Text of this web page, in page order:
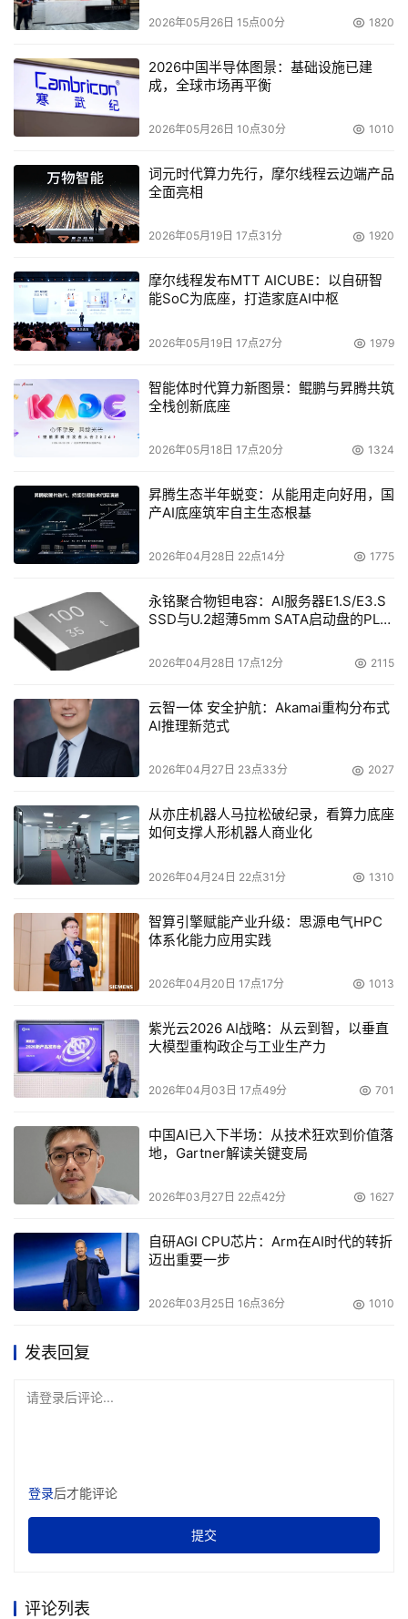
2025年三星电视新品将Vision AI应用在涵盖AI画质、AI音
质、个性化服务及智能家居体验的功能之中。借由AI赋能，
三星AI电视将屏幕转化为用户的智能伙伴，从而显著提升娱
乐体验、优化交互流程，并无缝融入互联生活方式，为用户
打造更智能、便捷、安全的生活体验。
想进一步领略三星电视的 AI 魅力吗？那就快来关注三星“纯
AI 战士”小剧场！第一时间获取更多精彩剧情，一同见证三
星电视如何用 AI 重新定义家庭娱乐，开启智能生活的美好
本文来源于DOIT传媒，文章内容仅供参考，不构成投资建议。
2026年05月26日 15点00分 1820
2026中国半导体图景：基础设施已建
成，全球市场再平衡
2026年05月26日 10点30分 1010
词元时代算力先行，摩尔线程云边端产品
全面亮相
2026年05月19日 17点31分 1920
摩尔线程发布MTT AICUBE：以自研智
能SoC为底座，打造家庭AI中枢
2026年05月19日 17点27分 1979
智能体时代算力新图景：鲲鹏与昇腾共筑
全栈创新底座
2026年05月18日 17点20分 1324
昇腾生态半年蜕变：从能用走向好用，国
产AI底座筑牢自主生态根基
2026年04月28日 22点14分 1775
永铭聚合物钽电容：AI服务器E1.S/E3.S
SSD与U.2超薄5mm SATA启动盘的PLP
2026年04月28日 17点12分 2115
云智一体 安全护航：Akamai重构分布式
AI推理新范式
2026年04月27日 23点33分 2027
从亦庄机器人马拉松破纪录，看算力底座
如何支撑人形机器人商业化
2026年04月24日 22点31分 1310
智算引擎赋能产业升级：思源电气HPC
体系化能力应用实践
2026年04月20日 17点17分 1013
紫光云2026 AI战略：从云到智，以垂直
大模型重构政企与工业生产力
2026年04月03日 17点49分 701
中国AI已入下半场：从技术狂欢到价值落
地，Gartner解读关键变局
2026年03月27日 22点42分 1627
自研AGI CPU芯片：Arm在AI时代的转折
迈出重要一步
2026年03月25日 16点36分 1010
发表回复
请登录后评论...
登录后才能评论
提交
评论列表